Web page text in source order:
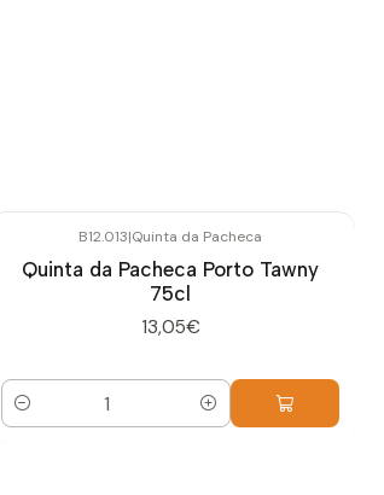
B12.013|Quinta da Pacheca
Quinta da Pacheca Porto Tawny
75cl
13,05€
Quantidade